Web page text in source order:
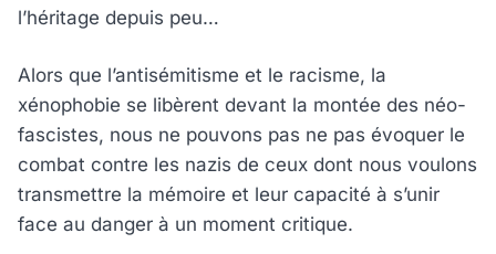
l’héritage depuis peu…
Alors que l’antisémitisme et le racisme, la
xénophobie se libèrent devant la montée des néo-
fascistes, nous ne pouvons pas ne pas évoquer le
combat contre les nazis de ceux dont nous voulons
transmettre la mémoire et leur capacité à s’unir
face au danger à un moment critique.